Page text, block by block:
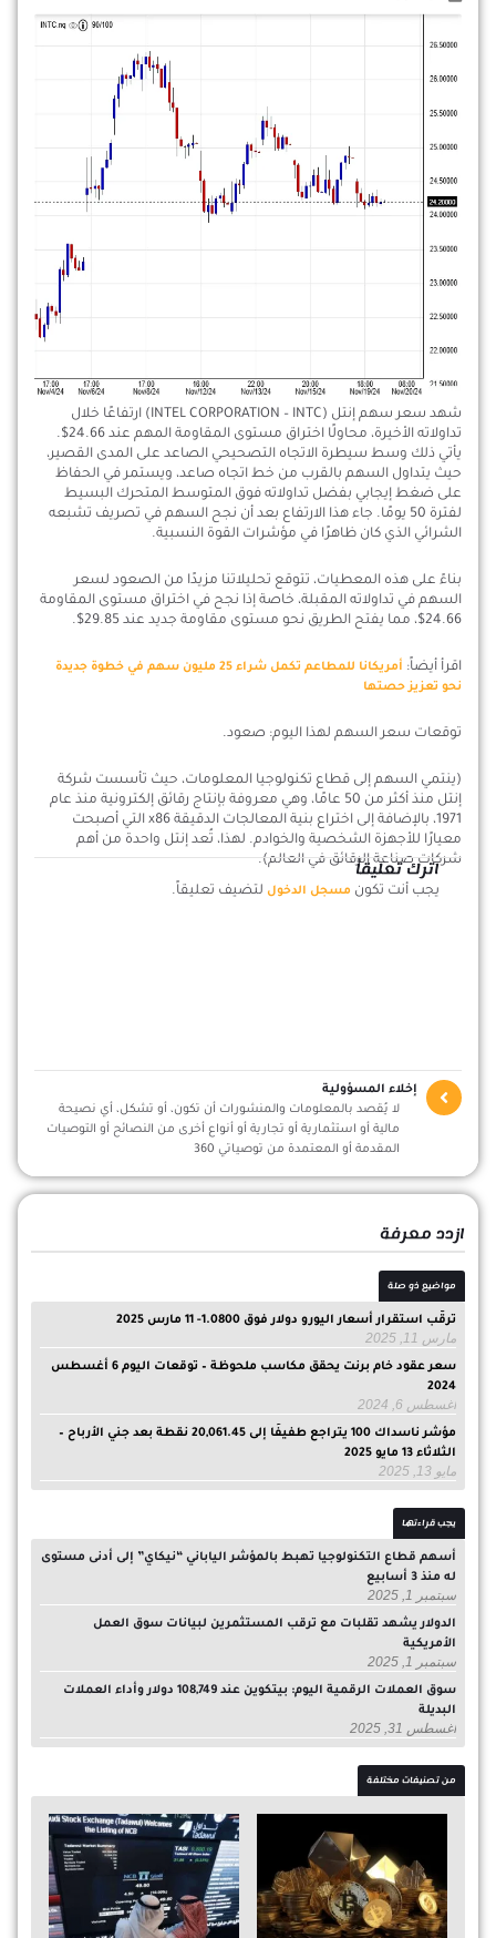
شهد سعر سهم إنتل (INTEL CORPORATION – INTC) ارتفاعًا خلال
تداولاته الأخيرة، محاولًا اختراق مستوى المقاومة المهم عند 24.66$.
يأتي ذلك وسط سيطرة الاتجاه التصحيحي الصاعد على المدى القصير،
حيث يتداول السهم بالقرب من خط اتجاه صاعد، ويستمر في الحفاظ
على ضغط إيجابي بفضل تداولاته فوق المتوسط المتحرك البسيط
لفترة 50 يومًا. جاء هذا الارتفاع بعد أن نجح السهم في تصريف تشبعه
الشرائي الذي كان ظاهرًا في مؤشرات القوة النسبية.
بناءً على هذه المعطيات، تتوقع تحليلاتنا مزيدًا من الصعود لسعر
السهم في تداولاته المقبلة، خاصة إذا نجح في اختراق مستوى المقاومة
24.66$، مما يفتح الطريق نحو مستوى مقاومة جديد عند 29.85$.
اقرأ أيضاً:
أمريكانا للمطاعم تكمل شراء 25 مليون سهم في خطوة جديدة
نحو تعزيز حصتها
توقعات سعر السهم لهذا اليوم: صعود.
(ينتمي السهم إلى قطاع تكنولوجيا المعلومات، حيث تأسست شركة
إنتل منذ أكثر من 50 عامًا، وهي معروفة بإنتاج رقائق إلكترونية منذ عام
1971، بالإضافة إلى اختراع بنية المعالجات الدقيقة x86 التي أصبحت
معيارًا للأجهزة الشخصية والخوادم. لهذا، تُعد إنتل واحدة من أهم
شركات صناعة الرقائق في العالم).
اترك تعليقاً
يجب أنت تكون مسجل الدخول لتضيف تعليقاً.
إخلاء المسؤولية
لا يُقصد بالمعلومات والمنشورات أن تكون، أو تشكل، أي نصيحة
مالية أو استثمارية أو تجارية أو أنواع أخرى من النصائح أو التوصيات
المقدمة أو المعتمدة من توصياتي 360
ازدد معرفة
مواضيع ذو صلة
ترقّب استقرار أسعار اليورو دولار فوق 1.0800- 11 مارس 2025
مارس 11, 2025
سعر عقود خام برنت يحقق مكاسب ملحوظة – توقعات اليوم 6 أغسطس
2024
أغسطس 6, 2024
مؤشر ناسداك 100 يتراجع طفيفًا إلى 20,061.45 نقطة بعد جني الأرباح –
الثلاثاء 13 مايو 2025
مايو 13, 2025
يجب قراءتها
أسهم قطاع التكنولوجيا تهبط بالمؤشر الياباني “نيكاي” إلى أدنى مستوى
له منذ 3 أسابيع
سبتمبر 1, 2025
الدولار يشهد تقلبات مع ترقب المستثمرين لبيانات سوق العمل
الأمريكية
سبتمبر 1, 2025
سوق العملات الرقمية اليوم: بيتكوين عند 108,749 دولار وأداء العملات
البديلة
أغسطس 31, 2025
من تصنيفات مختلفة